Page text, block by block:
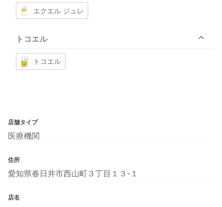
エクエル ジュレ
トコエル
トコエル
店舗タイプ
医療機関
住所
愛知県春日井市西山町３丁目１３-１
店名